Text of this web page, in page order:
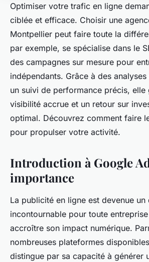
Optimiser votre trafic en ligne
ciblée et efficace. Choisir une
Montpellier peut faire toute la
par exemple, se spécialise dans le
des campagnes sur mesure pour
indépendants. Grâce à des
un suivi de performance précis, elle
visibilité accrue et un retour sur
optimal. Découvrez comment faire
pour propulser votre activité.
Introduction à Google
importance
La publicité en ligne est devenue un
incontournable pour toute
accroître son impact numérique.
nombreuses plateformes
distingue par sa capacité à générer